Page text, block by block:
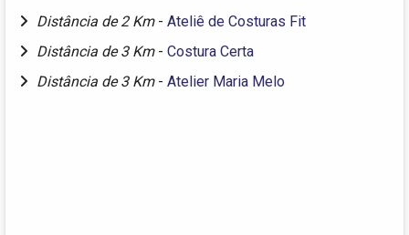
Distância de 2 Km - Ateliê de Costuras Fit
Distância de 3 Km - Costura Certa
Distância de 3 Km - Atelier Maria Melo